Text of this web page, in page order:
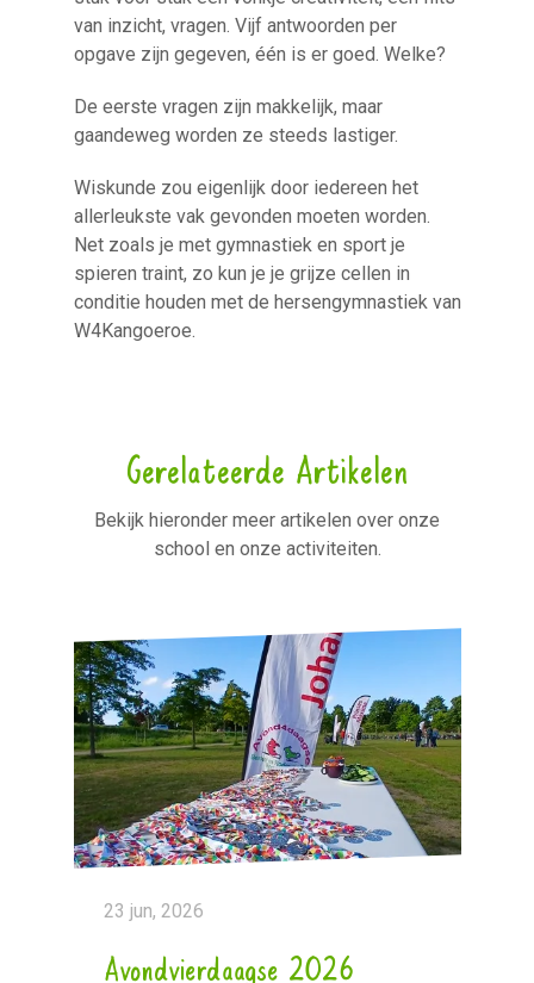
van inzicht, vragen. Vijf antwoorden per
opgave zijn gegeven, één is er goed. Welke?
De eerste vragen zijn makkelijk, maar
gaandeweg worden ze steeds lastiger.
Wiskunde zou eigenlijk door iedereen het
allerleukste vak gevonden moeten worden.
Net zoals je met gymnastiek en sport je
spieren traint, zo kun je je grijze cellen in
conditie houden met de hersengymnastiek van
W4Kangoeroe.
Gerelateerde Artikelen
Bekijk hieronder meer artikelen over onze
school en onze activiteiten.
23 jun, 2026
Avondvierdaagse 2026